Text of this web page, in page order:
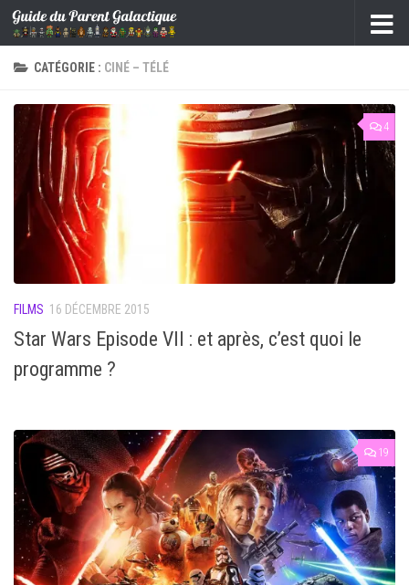
Skip to content
CATÉGORIE : CINÉ – TÉLÉ
4
FILMS 16 DÉCEMBRE 2015
Star Wars Episode VII : et après, c’est quoi le
programme ?
19